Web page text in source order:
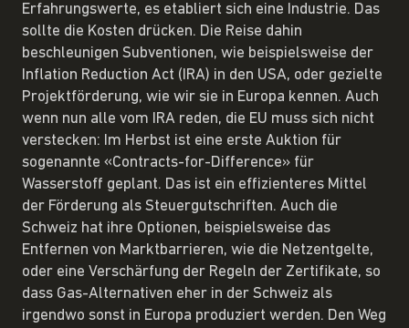
Erfahrungswerte, es etabliert sich eine Industrie. Das
sollte die Kosten drücken. Die Reise dahin
beschleunigen Subventionen, wie beispielsweise der
Inflation Reduction Act (IRA) in den USA, oder gezielte
Projektförderung, wie wir sie in Europa kennen. Auch
wenn nun alle vom IRA reden, die EU muss sich nicht
verstecken: Im Herbst ist eine erste Auktion für
sogenannte «Contracts-for-Difference» für
Wasserstoff geplant. Das ist ein effizienteres Mittel
der Förderung als Steuergutschriften. Auch die
Schweiz hat ihre Optionen, beispielsweise das
Entfernen von Marktbarrieren, wie die Netzentgelte,
oder eine Verschärfung der Regeln der Zertifikate, so
dass Gas-Alternativen eher in der Schweiz als
irgendwo sonst in Europa produziert werden. Den Weg